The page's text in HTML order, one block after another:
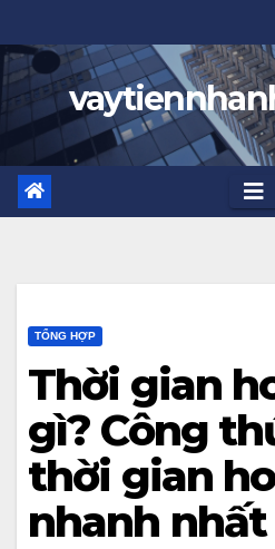
to
content
TỔNG HỢP
Thời gian
gì? Công
thời gian
nhanh nhất